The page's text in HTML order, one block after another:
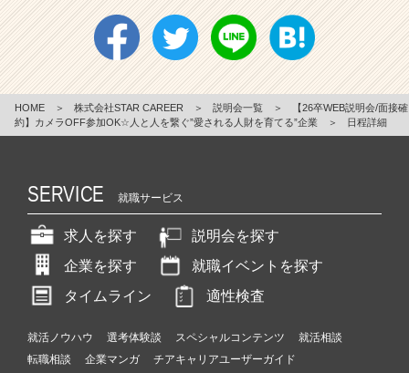
HOME ＞ 株式会社STAR CAREER ＞ 説明会一覧 ＞
【26卒WEB説明会/面接確
約】カメラOFF参加OK☆人と人を繋ぐ”愛される人財を育てる”企業
＞ 日程詳細
SERVICE 就職サービス
求人を探す
説明会を探す
企業を探す
就職イベントを探す
タイムライン
適性検査
就活ノウハウ 選考体験談 スペシャルコンテンツ
就活相談
転職相談
企業マンガ チアキャリアユーザーガイド